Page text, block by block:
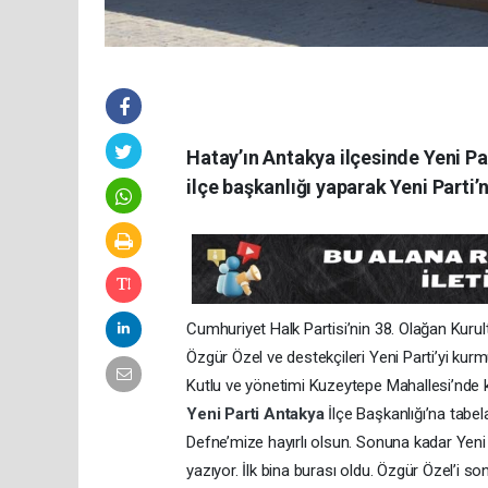
Hatay’ın Antakya ilçesinde Yeni
ilçe başkanlığı yaparak Yeni
Cumhuriyet Halk Partisi’nin 38. Olağan
Özgür Özel ve destekçileri Yeni Parti’yi
Kutlu ve yönetimi Kuzeytepe Mahallesi’nde
Yeni Parti Antakya İlçe Başkanlığı’na
Defne’mize hayırlı olsun. Sonuna kadar
yazıyor. İlk bina burası oldu. Özgür Özel’i